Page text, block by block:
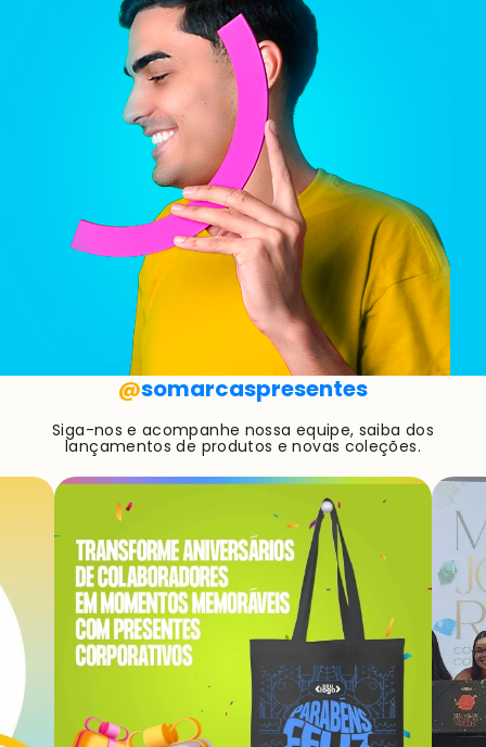
@somarcaspresentes
Siga-nos e acompanhe nossa equipe, saiba dos
lançamentos de produtos e novas coleções.